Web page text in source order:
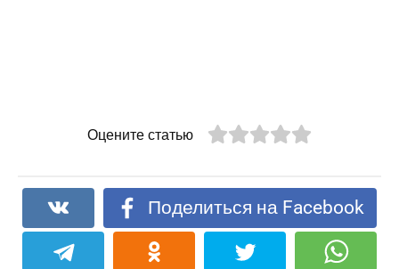
Оцените статью
Поделиться на Facebook